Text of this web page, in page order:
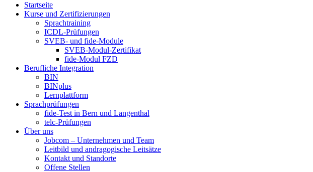
Startseite
Kurse und Zertifizierungen
Sprachtraining
ICDL-Prüfungen
SVEB- und fide-Module
SVEB-Modul-Zertifikat
fide-Modul FZD
Berufliche Integration
BIN
BINplus
Lernplattform
Sprachprüfungen
fide-Test in Bern und Langenthal
telc-Prüfungen
Über uns
Jobcom – Unternehmen und Team
Leitbild und andragogische Leitsätze
Kontakt und Standorte
Offene Stellen